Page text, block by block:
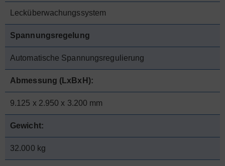
Lecküberwachungssystem
Spannungsregelung
Automatische Spannungsregulierung
Abmessung (LxBxH):
9.125 x 2.950 x 3.200 mm
Gewicht:
32.000 kg